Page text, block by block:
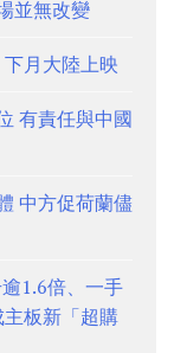
並無改變
月大陸上映
有責任與中國
中方促荷蘭儘
1.6倍、一手
板新「超購